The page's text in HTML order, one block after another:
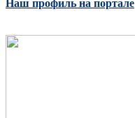
Наш профиль на портале